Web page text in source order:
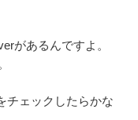
があるんですよ。
チェックしたらかな